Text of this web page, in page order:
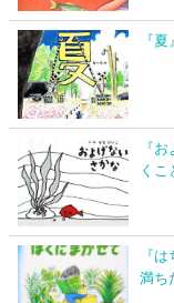
『
『
くこ
『
満ち